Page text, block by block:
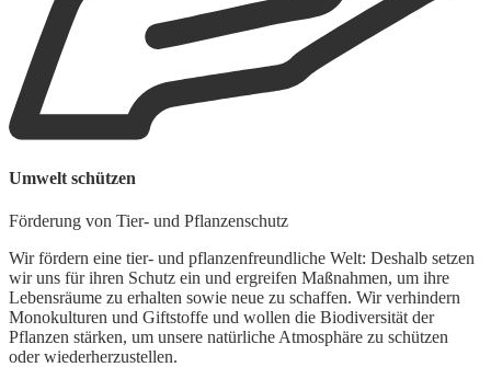
Umwelt schützen
Förderung von Tier- und Pflanzenschutz
Wir fördern eine tier- und pflanzenfreundliche Welt: Deshalb setzen
wir uns für ihren Schutz ein und ergreifen Maßnahmen, um ihre
Lebensräume zu erhalten sowie neue zu schaffen. Wir verhindern
Monokulturen und Giftstoffe und wollen die Biodiversität der
Pflanzen stärken, um unsere natürliche Atmosphäre zu schützen
oder wiederherzustellen.